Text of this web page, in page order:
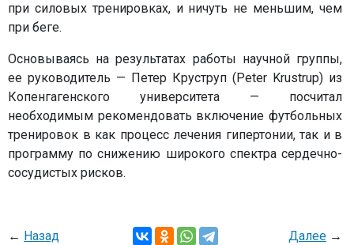
при силовых тренировках, и ничуть не меньшим, чем
при беге.
Основываясь на результатах работы научной группы,
ее руководитель — Петер Круструп (Peter Krustrup) из
Копенгагенского университета — посчитал
необходимым рекомендовать включение футбольных
тренировок в как процесс лечения гипертонии, так и в
программу по снижению широкого спектра сердечно-
сосудистых рисков.
← Назад Далее →